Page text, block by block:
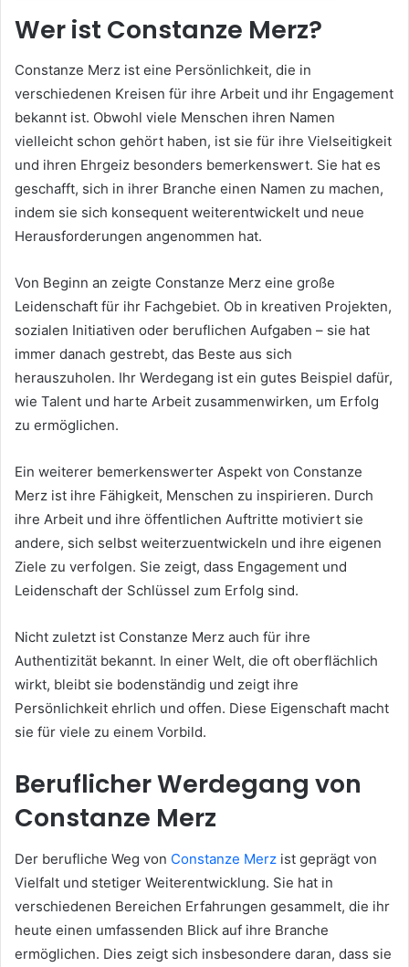
Wer ist Constanze Merz?
Constanze Merz ist eine Persönlichkeit, die in
verschiedenen Kreisen für ihre Arbeit und ihr Engagement
bekannt ist. Obwohl viele Menschen ihren Namen
vielleicht schon gehört haben, ist sie für ihre Vielseitigkeit
und ihren Ehrgeiz besonders bemerkenswert. Sie hat es
geschafft, sich in ihrer Branche einen Namen zu machen,
indem sie sich konsequent weiterentwickelt und neue
Herausforderungen angenommen hat.
Von Beginn an zeigte Constanze Merz eine große
Leidenschaft für ihr Fachgebiet. Ob in kreativen Projekten,
sozialen Initiativen oder beruflichen Aufgaben – sie hat
immer danach gestrebt, das Beste aus sich
herauszuholen. Ihr Werdegang ist ein gutes Beispiel dafür,
wie Talent und harte Arbeit zusammenwirken, um Erfolg
zu ermöglichen.
Ein weiterer bemerkenswerter Aspekt von Constanze
Merz ist ihre Fähigkeit, Menschen zu inspirieren. Durch
ihre Arbeit und ihre öffentlichen Auftritte motiviert sie
andere, sich selbst weiterzuentwickeln und ihre eigenen
Ziele zu verfolgen. Sie zeigt, dass Engagement und
Leidenschaft der Schlüssel zum Erfolg sind.
Nicht zuletzt ist Constanze Merz auch für ihre
Authentizität bekannt. In einer Welt, die oft oberflächlich
wirkt, bleibt sie bodenständig und zeigt ihre
Persönlichkeit ehrlich und offen. Diese Eigenschaft macht
sie für viele zu einem Vorbild.
Beruflicher Werdegang von
Constanze Merz
Der berufliche Weg von Constanze Merz ist geprägt von
Vielfalt und stetiger Weiterentwicklung. Sie hat in
verschiedenen Bereichen Erfahrungen gesammelt, die ihr
heute einen umfassenden Blick auf ihre Branche
ermöglichen. Dies zeigt sich insbesondere daran, dass sie